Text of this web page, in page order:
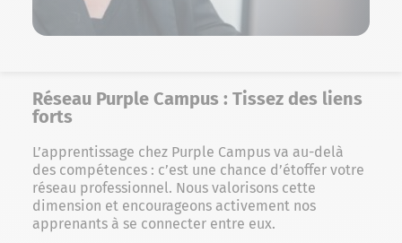
Réseau Purple Campus : Tissez des liens
forts
L’apprentissage chez Purple Campus va au-delà
des compétences : c’est une chance d’étoffer votre
réseau professionnel. Nous valorisons cette
dimension et encourageons activement nos
apprenants à se connecter entre eux.